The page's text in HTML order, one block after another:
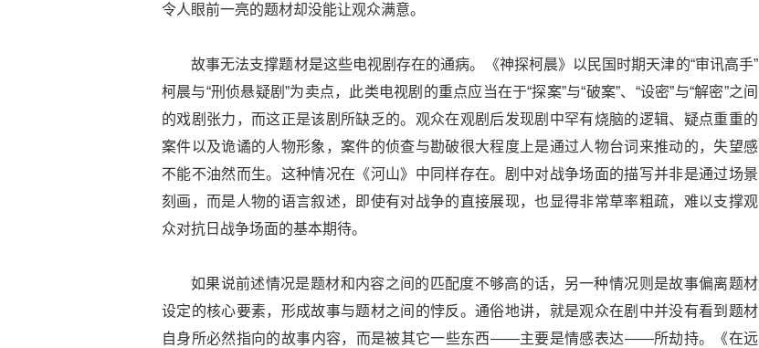
令人眼前一亮的题材却没能让观众满意。
故事无法支撑题材是这些电视剧存在的通病。《神探柯晨》以民国时期天津的“审讯高手”
柯晨与“刑侦悬疑剧”为卖点，此类电视剧的重点应当在于“探案”与“破案”、“设密”与“解密”之间
的戏剧张力，而这正是该剧所缺乏的。观众在观剧后发现剧中罕有烧脑的逻辑、疑点重重的
案件以及诡谲的人物形象，案件的侦查与勘破很大程度上是通过人物台词来推动的，失望感
不能不油然而生。这种情况在《河山》中同样存在。剧中对战争场面的描写并非是通过场景
刻画，而是人物的语言叙述，即使有对战争的直接展现，也显得非常草率粗疏，难以支撑观
众对抗日战争场面的基本期待。
如果说前述情况是题材和内容之间的匹配度不够高的话，另一种情况则是故事偏离题材
设定的核心要素，形成故事与题材之间的悖反。通俗地讲，就是观众在剧中并没有看到题材
自身所必然指向的故事内容，而是被其它一些东西——主要是情感表达——所劫持。《在远